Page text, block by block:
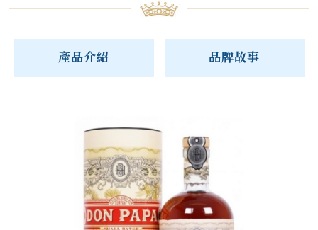
產品介紹 品牌故事